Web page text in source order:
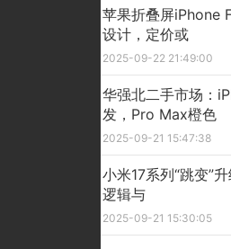
苹果折叠屏iPhone
设计，定价或
2025-09-22 21:49:00
华强北二手市场：
发，Pro Max橙色
2025-09-21 15:47:38
小米17系列“跳变”
逻辑与
2025-09-21 15:30:05